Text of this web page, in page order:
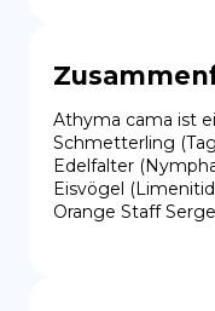
Athyma cama ist
Schmetterling
Edelfalter
Eisvögel
Orange Staff